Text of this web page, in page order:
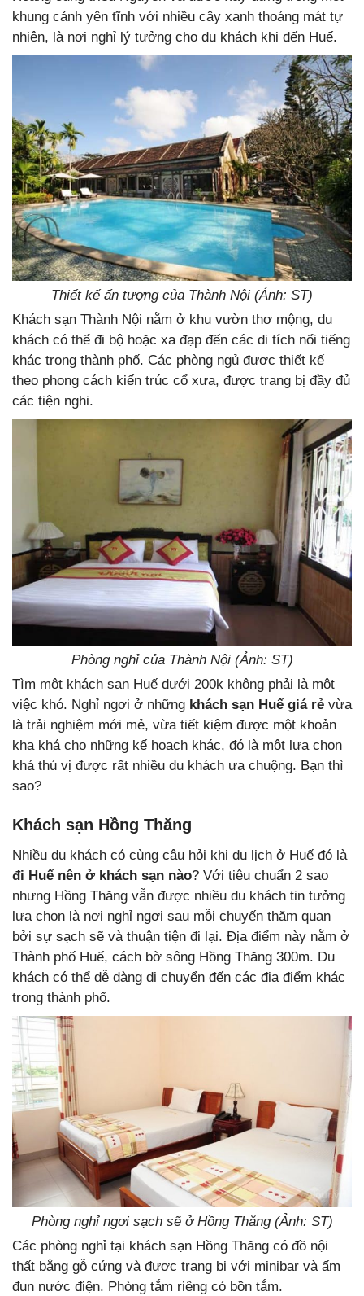
khung cảnh yên tĩnh với nhiều cây xanh thoáng mát tự
nhiên, là nơi nghỉ lý tưởng cho du khách khi đến Huế.
Thiết kế ấn tượng của Thành Nội (Ảnh: ST)
Khách sạn Thành Nội nằm ở khu vườn thơ mộng, du
khách có thể đi bộ hoặc xa đạp đến các di tích nổi tiếng
khác trong thành phố. Các phòng ngủ được thiết kế
theo phong cách kiến trúc cổ xưa, được trang bị đầy đủ
các tiện nghi.
Phòng nghỉ của Thành Nội (Ảnh: ST)
Tìm một khách sạn Huế dưới 200k không phải là một
việc khó. Nghỉ ngơi ở những khách sạn Huế giá rẻ vừa
là trải nghiệm mới mẻ, vừa tiết kiệm được một khoản
kha khá cho những kế hoạch khác, đó là một lựa chọn
khá thú vị được rất nhiều du khách ưa chuộng. Bạn thì
sao?
Khách sạn Hồng Thăng
Nhiều du khách có cùng câu hỏi khi du lịch ở Huế đó là
đi Huế nên ở khách sạn nào? Với tiêu chuẩn 2 sao
nhưng Hồng Thăng vẫn được nhiều du khách tin tưởng
lựa chọn là nơi nghỉ ngơi sau mỗi chuyến thăm quan
bởi sự sạch sẽ và thuận tiện đi lại. Địa điểm này nằm ở
Thành phố Huế, cách bờ sông Hồng Thăng 300m. Du
khách có thể dễ dàng di chuyển đến các địa điểm khác
trong thành phố.
Phòng nghỉ ngơi sạch sẽ ở Hồng Thăng (Ảnh: ST)
Các phòng nghỉ tại khách sạn Hồng Thăng có đồ nội
thất bằng gỗ cứng và được trang bị với minibar và ấm
đun nước điện. Phòng tắm riêng có bồn tắm.